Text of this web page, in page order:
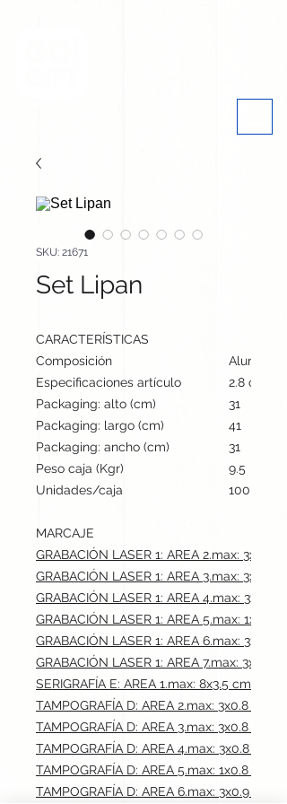
SKU: 21671
Set Lipan
CARACTERÍSTICAS
Composición
Aluminio
Especificaciones artículo
2.8 cm /
Packaging: alto (cm)
31
Packaging: largo (cm)
41
Packaging: ancho (cm)
31
Peso caja (Kgr)
9.5
Unidades/caja
100
MARCAJE
GRABACIÓN LASER 1: AREA 2.max: 3x0.8
GRABACIÓN LASER 1: AREA 3.max: 3x0.8
GRABACIÓN LASER 1: AREA 4.max: 3x0.8
GRABACIÓN LASER 1: AREA 5.max: 1x0.8
GRABACIÓN LASER 1: AREA 6.max: 3x0.9
GRABACIÓN LASER 1: AREA 7.max: 3x0.9 cm
SERIGRAFÍA E: AREA 1.max: 8x3.5 cm
TAMPOGRAFÍA D: AREA 2.max: 3x0.8 cm
TAMPOGRAFÍA D: AREA 3.max: 3x0.8 cm
TAMPOGRAFÍA D: AREA 4.max: 3x0.8 cm
TAMPOGRAFÍA D: AREA 5.max: 1x0.8 cm
TAMPOGRAFÍA D: AREA 6.max: 3x0.9 cm